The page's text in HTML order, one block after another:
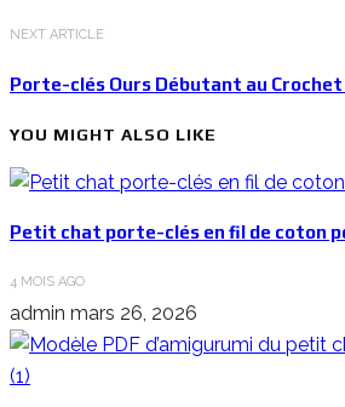
NEXT ARTICLE
Porte-clés Ours Débutant au
YOU MIGHT ALSO LIKE
Petit chat porte-clés en fil de coton
4 MOIS AGO
admin mars 26, 2026